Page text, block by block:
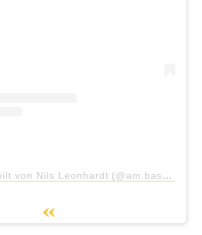
Ein Beitrag geteilt von Nils Leonhardt (@am.basteir)